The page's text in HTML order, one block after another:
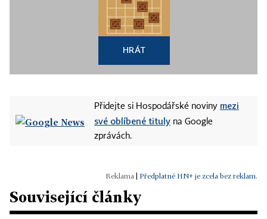
HRÁT
Přidejte si Hospodářské noviny mezi
své oblíbené tituly na Google
zprávách.
Předplatné HN+ je zcela bez reklam.
Související články